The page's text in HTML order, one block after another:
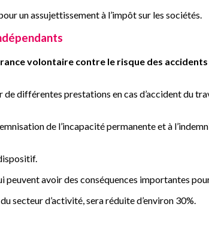
un assujettissement à l’impôt sur les sociétés.
volontaire contre le risque des
différentes prestations en cas d’accident du
de l’incapacité permanente et à
peuvent avoir des conséquences importantes
secteur d’activité, sera réduite d’environ 30%.